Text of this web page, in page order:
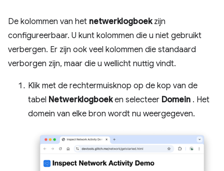
De kolommen van het netwerklogboekzijn
configureerbaar. U kunt kolommen die u niet gebruikt
verbergen. Er zijn ook veel kolommen die standaard
verborgen zijn, maar die u wellicht nuttig vindt.
Klik met de rechtermuisknop op de kop van de
tabel Netwerklogboeken selecteer Domein . Het
domein van elke bron wordt nu weergegeven.